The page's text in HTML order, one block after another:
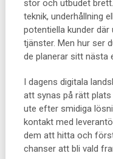
stor och utbudet
teknik, underhållning
potentiella kunder
tjänster. Men hur ser
de planerar sitt nästa
I dagens digitala
att synas på rätt
ute efter smidiga
kontakt med
dem att hitta och
chanser att bli vald